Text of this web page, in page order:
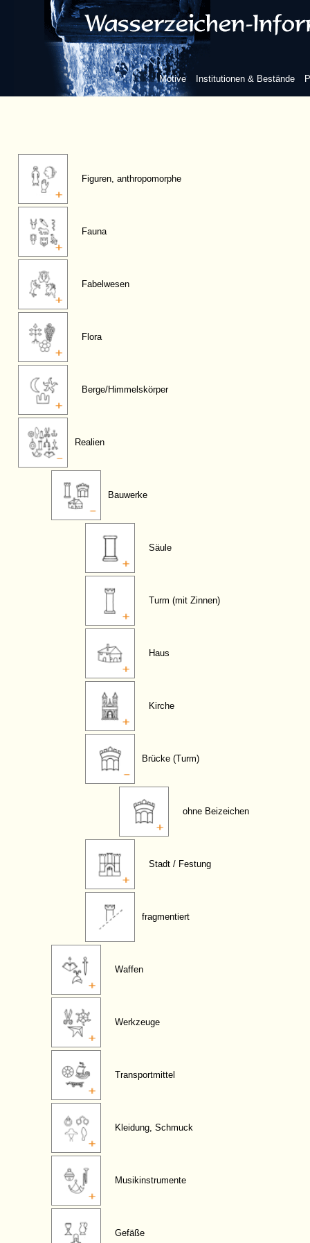
Motive Institutionen & Bestände
Figuren, anthropomorphe
Fauna
Fabelwesen
Flora
Berge/Himmelskörper
Realien
Bauwerke
Säule
Turm (mit Zinnen)
Haus
Kirche
Brücke (Turm)
ohne Beizeichen
Stadt / Festung
fragmentiert
Waffen
Werkzeuge
Transportmittel
Kleidung, Schmuck
Musikinstrumente
Gefäße